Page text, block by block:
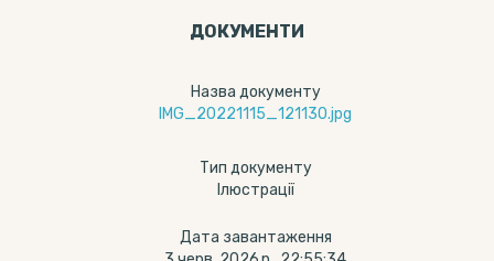
ДОКУМЕНТИ
Назва документу
IMG_20221115_121130.jpg
Тип документу
Ілюстрації
Дата завантаження